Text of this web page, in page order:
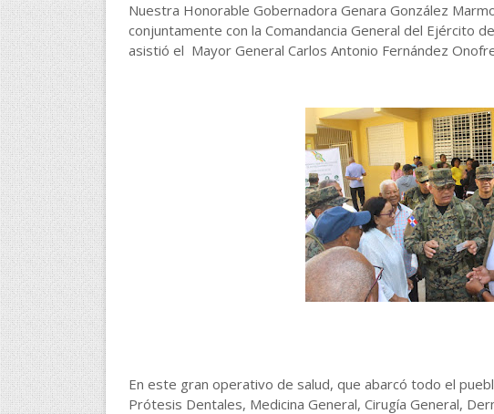
Nuestra Honorable Gobernadora Genara González
conjuntamente con la Comandancia General del Ejército
asistió el Mayor General Carlos Antonio Fernández
En este gran operativo de salud, que abarcó todo el
Prótesis Dentales, Medicina General, Cirugía General,